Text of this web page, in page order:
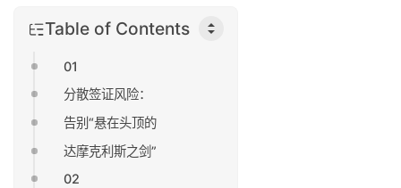
Table of Contents
01
分散签证风险：
告别“悬在头顶的
达摩克利斯之剑”
02